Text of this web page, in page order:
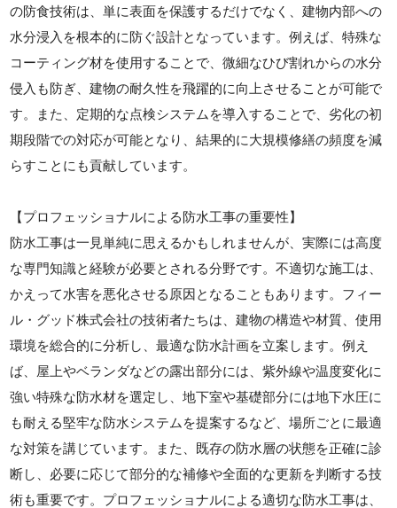
の防食技術は、単に表面を保護するだけでなく、建物内部への
水分浸入を根本的に防ぐ設計となっています。例えば、特殊な
コーティング材を使用することで、微細なひび割れからの水分
侵入も防ぎ、建物の耐久性を飛躍的に向上させることが可能で
す。また、定期的な点検システムを導入することで、劣化の初
期段階での対応が可能となり、結果的に大規模修繕の頻度を減
らすことにも貢献しています。
【プロフェッショナルによる防水工事の重要性】
防水工事は一見単純に思えるかもしれませんが、実際には高度
な専門知識と経験が必要とされる分野です。不適切な施工は、
かえって水害を悪化させる原因となることもあります。フィー
ル・グッド株式会社の技術者たちは、建物の構造や材質、使用
環境を総合的に分析し、最適な防水計画を立案します。例え
ば、屋上やベランダなどの露出部分には、紫外線や温度変化に
強い特殊な防水材を選定し、地下室や基礎部分には地下水圧に
も耐える堅牢な防水システムを提案するなど、場所ごとに最適
な対策を講じています。また、既存の防水層の状態を正確に診
断し、必要に応じて部分的な補修や全面的な更新を判断する技
術も重要です。プロフェッショナルによる適切な防水工事は、